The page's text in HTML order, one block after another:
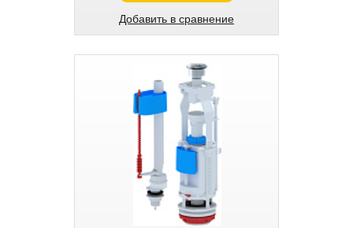
Добавить в сравнение